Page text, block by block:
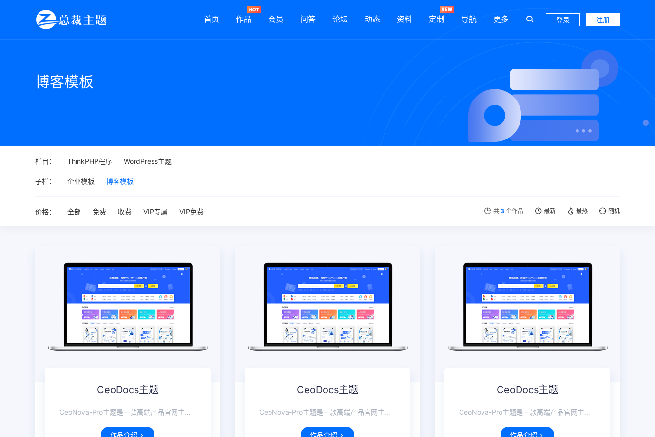
首页 作品 会员 问答 论坛 动态 资料 定制 导航 更多 登录 注册
博客模板
栏目： ThinkPHP程序 WordPress主题
子栏： 企业模板 博客模板
价格： 全部 免费 收费 VIP专属 VIP免费 共 3 个作品 最新 最热 随机
CeoDocs主题
CeoNova-Pro主题是一款高端产品官网主题，且强大、轻量、大气！
作品介绍
CeoDocs主题
CeoNova-Pro主题是一款高端产品官网主题，且强大、轻量、大气！
作品介绍
CeoDocs主题
CeoNova-Pro主题是一款高端产品官网主题，且强大、轻量、大气！
作品介绍